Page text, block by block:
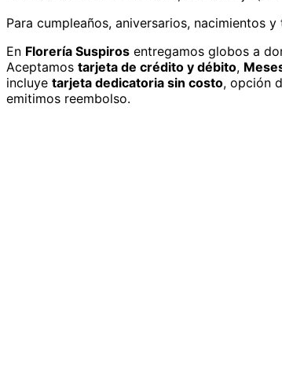
Para cumpleaños, aniversarios, nacimientos
En Florería Suspiros entregamos globos a
Aceptamos tarjeta de crédito y débito,
incluye tarjeta dedicatoria sin costo, opción
emitimos reembolso.